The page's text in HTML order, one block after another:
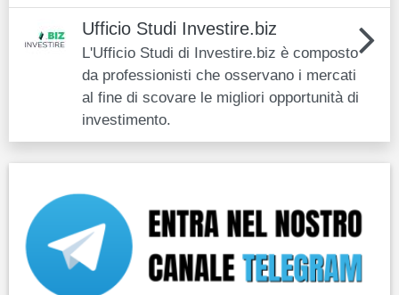
Ufficio Studi Investire.biz
L'Ufficio Studi di Investire.biz è composto
da professionisti che osservano i mercati
al fine di scovare le migliori opportunità di
investimento.